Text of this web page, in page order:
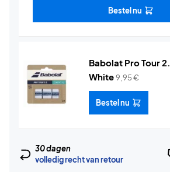
Bestel nu
Babolat Pro Tour
White9,95€
Bestel nu
30 dagen
volledig recht van retour